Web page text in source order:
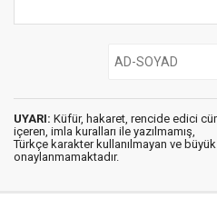
UYARI: Küfür, hakaret, rencide edici
içeren, imla kuralları ile yazılmamış,
Türkçe karakter kullanılmayan ve
onaylanmamaktadır.